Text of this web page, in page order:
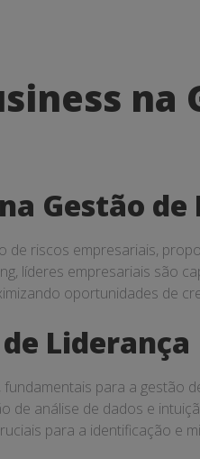
na
Gestão de
riscos empresariais,
líderes empresariais são
oportunidades de
Liderança
para a gestão
análise de dados e
para a identificação e